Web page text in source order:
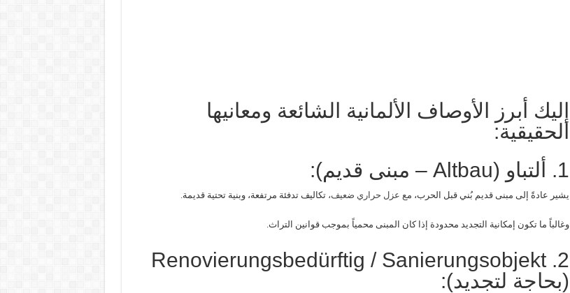
إليك أبرز الأوصاف الألمانية الشائعة ومعانيها
الحقيقية:
1. ألتباو (Altbau – مبنى قديم):
يشير عادةً إلى مبنى قديم بُني قبل الحرب، مع عزل حراري ضعيف،تكاليف تدفئة مرتفعة، وبنية تحتية قديمة.
وغالباً ما تكون إمكانية التجديد محدودة إذا كان المبنى محمياً بموجب قوانين التراث.
2. Renovierungsbedürftig / Sanierungsobjekt
(بحاجة لتجديد):